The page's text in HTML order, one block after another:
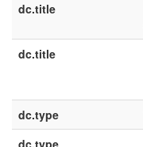
dc.title
dc.title
dc.type
dc.type